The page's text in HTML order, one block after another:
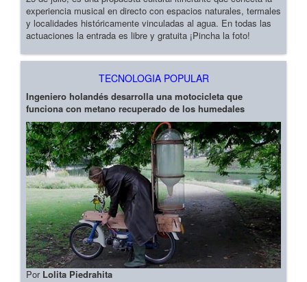
experiencia musical en directo con espacios naturales, termales
y localidades históricamente vinculadas al agua. En todas las
actuaciones la entrada es libre y gratuita ¡Pincha la foto!
TECNOLOGIA POPULAR
Ingeniero holandés desarrolla una motocicleta que
funciona con metano recuperado de los humedales
Por Lolita Piedrahita